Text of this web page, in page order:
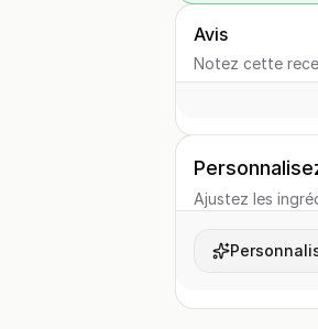
Avis
Notez cette
Ajustez les